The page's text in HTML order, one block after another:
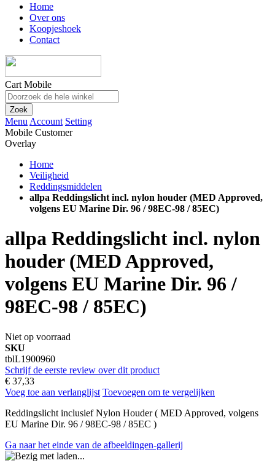
Home
Over ons
Koopjeshoek
Contact
Cart Mobile
Zoek
Menu Account Setting
Mobile Customer
Overlay
Home
Veiligheid
Reddingsmiddelen
allpa Reddingslicht incl. nylon houder (MED Approved,
volgens EU Marine Dir. 96 / 98EC-98 / 85EC)
allpa Reddingslicht incl. nylon
houder (MED Approved,
volgens EU Marine Dir. 96 /
98EC-98 / 85EC)
Niet op voorraad
SKU
tblL1900960
Schrijf de eerste review over dit product
€ 37,33
Voeg toe aan verlanglijst Toevoegen om te vergelijken
Reddingslicht inclusief Nylon Houder ( MED Approved, volgens
EU Marine Dir. 96 / 98EC-98 / 85EC )
Ga naar het einde van de afbeeldingen-gallerij